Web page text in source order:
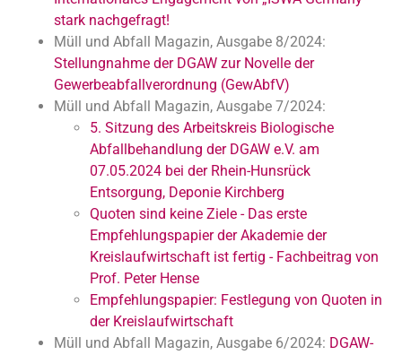
stark nachgefragt!
Müll und Abfall Magazin, Ausgabe 8/2024:
Stellungnahme der DGAW zur Novelle der
Gewerbeabfallverordnung (GewAbfV)
Müll und Abfall Magazin, Ausgabe 7/2024:
5. Sitzung des Arbeitskreis Biologische
Abfallbehandlung der DGAW e.V. am
07.05.2024 bei der Rhein-Hunsrück
Entsorgung, Deponie Kirchberg
Quoten sind keine Ziele - Das erste
Empfehlungspapier der Akademie der
Kreislaufwirtschaft ist fertig - Fachbeitrag von
Prof. Peter Hense
Empfehlungspapier: Festlegung von Quoten in
der Kreislaufwirtschaft
Müll und Abfall Magazin, Ausgabe 6/2024: DGAW-